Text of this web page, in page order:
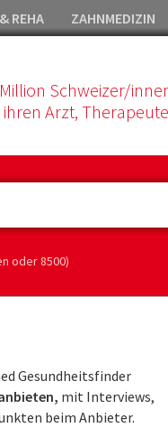
REHA ZAHNMEDIZIN
Schweizer/
Arzt,
oder 8500)
Gesundheitsfinder
mit Interviews,
beim Anbieter.